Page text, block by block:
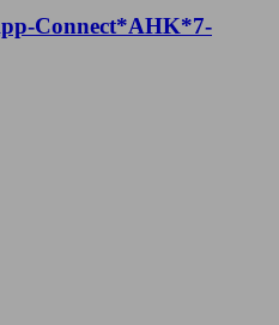
Connect*AHK*7-